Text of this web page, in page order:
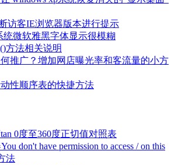
访客IE浏览器版本进行提示
统微软雅黑字体显示很模糊
方法相关说明
推广？增加网店曝光率和客流量的小方
性顺序表的快捷方法
0度至360度正切值对照表
don't have permission to access / on this
法